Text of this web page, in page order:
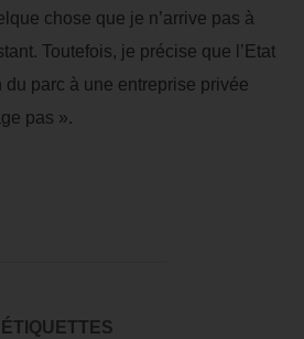
chose que je n’arrive pas à
Toutefois, je précise que l’Etat
parc à une entreprise privée
pas ».
ÉTIQUETTES